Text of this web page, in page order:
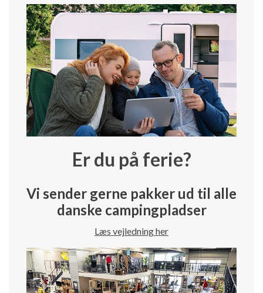
Er du på ferie?
Vi sender gerne pakker ud til alle
danske campingpladser
Læs vejledning her